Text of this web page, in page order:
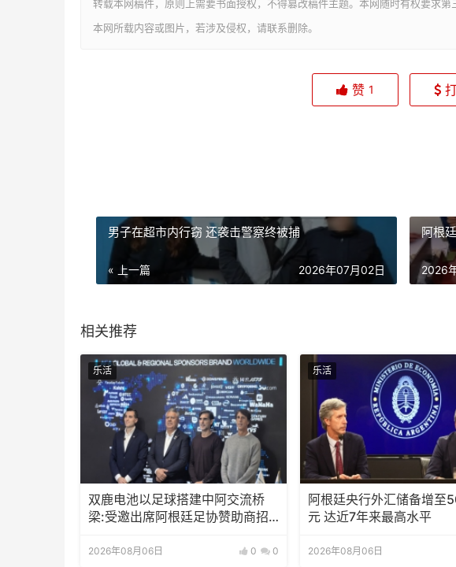
转载本网稿件，原则上需要书面授权，不得篡改稿件主题。本网随时有权要求第
本网所载内容或图片，若涉及侵权，请联系删除。
赞 1
男子在超市内行窃 还袭击警察终被捕
« 上一篇 2026年07月02日
阿根
2026
相关推荐
乐活
双鹿电池以足球搭建中阿交流桥
梁:受邀出席阿根廷足协赞助商招
2026年08月06日 0 0
乐活
阿根廷央行外汇储备增至
元 达近7年来最高水平
2026年08月06日